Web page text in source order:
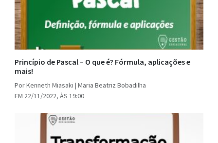
Princípio de Pascal – O que é? Fórmula, aplicações e
mais!
Por Kenneth Miasaki | Maria Beatriz Bobadilha
EM 22/11/2022, ÀS 19:00